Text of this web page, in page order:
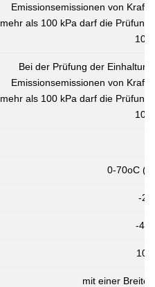
Emissionsemissionen von
mehr als 100 kPa darf die
100
Bei der Prüfung der
Emissionsemissionen von
mehr als 100 kPa darf die
100
0-70oC
-
-40
mit einer Breite